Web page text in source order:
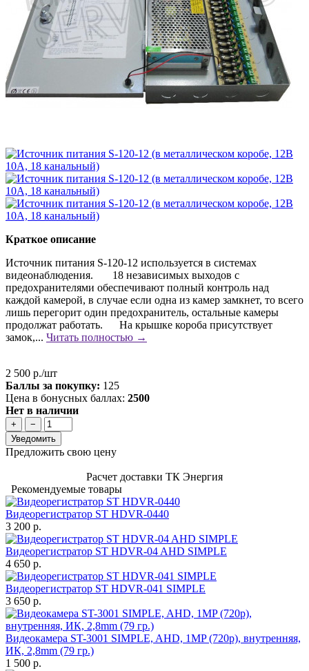
Краткое описание
Источник питания S-120-12 используется в системах
видеонаблюдения. 18 независимых выходов с
предохранителями обеспечивают полный контроль над
каждой камерой, в случае если одна из камер замкнет, то всего
лишь перегорит один предохранитель, остальные камеры
продолжат работать. На крышке короба присутствует
замок,... Читать полностью →
2 500 р./шт
Баллы за покупку: 125
Цена в бонусных баллах: 2500
Нет в наличии
+
−
Уведомить
Предложить свою цену
Расчет доставки ТК Энергия
Рекомендуемые товары
Видеорегистратор ST HDVR-0440
3 200 р.
Видеорегистратор ST HDVR-04 AHD SIMPLE
4 650 р.
Видеорегистратор ST HDVR-041 SIMPLE
3 650 р.
Видеокамера ST-3001 SIMPLE, AHD, 1MP (720p), внутренняя,
ИК, 2,8mm (79 гр.)
1 500 р.